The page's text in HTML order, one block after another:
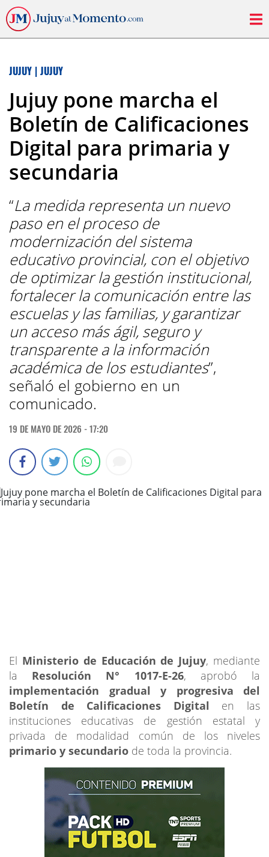
JUJUY | JUJUY
Jujuy pone marcha el
Boletín de Calificaciones
Digital para primaria y
secundaria
“La medida representa un nuevo
paso en el proceso de
modernización del sistema
educativo provincial, con el objetivo
de optimizar la gestión institucional,
fortalecer la comunicación entre las
escuelas y las familias, y garantizar
un acceso más ágil, seguro y
transparente a la información
académica de los estudiantes”,
señaló el gobierno en un
comunicado.
19 DE MAYO DE 2026 - 17:20
El Ministerio de Educación de Jujuy, mediante
la Resolución N° 1017-E-26, aprobó la
implementación gradual y progresiva del
Boletín de Calificaciones Digital en las
instituciones educativas de gestión estatal y
privada de modalidad común de los niveles
primario y secundario de toda la provincia.